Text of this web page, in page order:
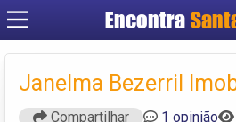
Encontra
Criar
Janelma Bezerril
Compartilhar 1 opinião